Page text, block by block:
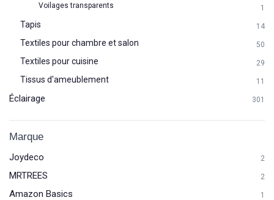
Voilages transparents
1
Tapis 14
Textiles pour chambre et salon 50
Textiles pour cuisine 29
Tissus d'ameublement 11
Éclairage 301
Marque
Joydeco 2
MRTREES 2
Amazon Basics 1